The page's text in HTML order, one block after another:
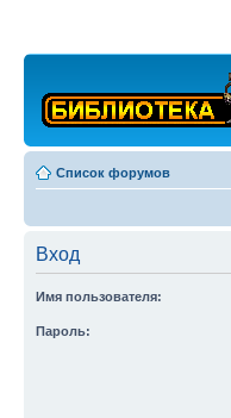
Список форумов
Вход
Имя пользователя:
Пароль: